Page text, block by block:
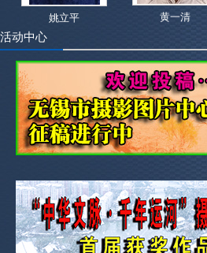
姚立平 黄一清
活动中心